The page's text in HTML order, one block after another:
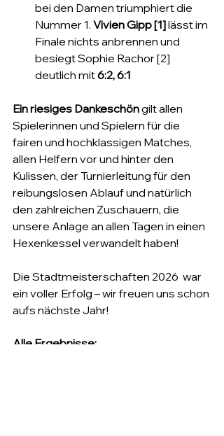
bei den Damen triumphiert die
Nummer 1. Vivien Gipp [1] lässt im
Finale nichts anbrennen und
besiegt Sophie Rachor [2]
deutlich mit 6:2, 6:1
Ein riesiges Dankeschön gilt allen
Spielerinnen und Spielern für die
fairen und hochklassigen Matches,
allen Helfern vor und hinter den
Kulissen, der Turnierleitung für den
reibungslosen Ablauf und natürlich
den zahlreichen Zuschauern, die
unsere Anlage an allen Tagen in einen
Hexenkessel verwandelt haben!
Die Stadtmeisterschaften 2026  war
ein voller Erfolg – wir freuen uns schon
aufs nächste Jahr!
Alle Ergebnisse: